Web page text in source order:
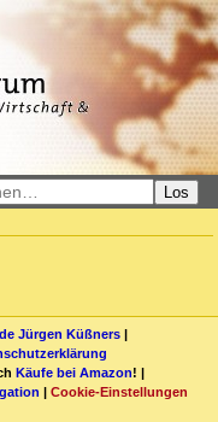
Los
Jürgen Küßners |
Käufe bei Amazon! |
| Cookie-Einstellungen